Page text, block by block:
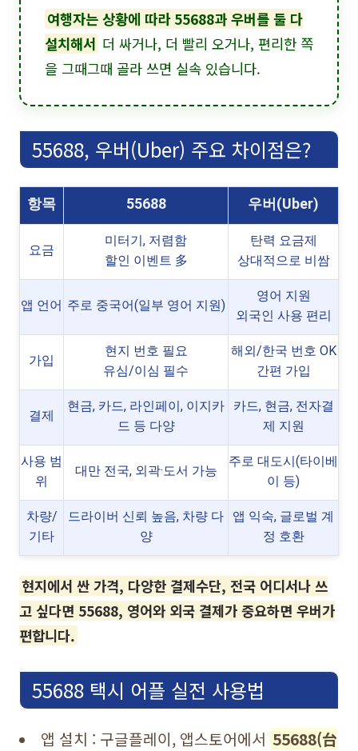
여행자는 상황에 따라 55688과 우버를 둘 다
설치해서 더 싸거나, 더 빨리 오거나, 편리한 쪽
을 그때그때 골라 쓰면 실속 있습니다.
55688, 우버(Uber) 주요 차이점은?
항목 55688 우버(Uber)
요금
미터기, 저렴함
할인 이벤트 多
탄력 요금제
상대적으로 비쌈
앱 언어 주로 중국어(일부 영어 지원)
영어 지원
외국인 사용 편리
가입
현지 번호 필요
유심/이심 필수
해외/한국 번호 OK
간편 가입
결제
현금, 카드, 라인페이, 이지카
드 등 다양
카드, 현금, 전자결
제 지원
사용 범
위
대만 전국, 외곽·도서 가능
주로 대도시(타이베
이 등)
차량/
기타
드라이버 신뢰 높음, 차량 다
양
앱 익숙, 글로벌 계
정 호환
현지에서 싼 가격, 다양한 결제수단, 전국 어디서나 쓰
고 싶다면 55688, 영어와 외국 결제가 중요하면 우버가
편합니다.
55688 택시 어플 실전 사용법
앱 설치 : 구글플레이, 앱스토어에서 55688(台